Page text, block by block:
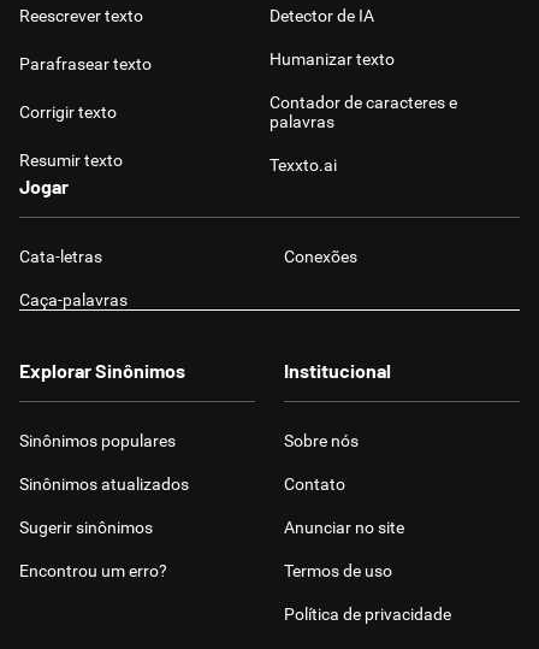
Reescrever texto
Parafrasear texto
Corrigir texto
Resumir texto
Detector de IA
Humanizar texto
Contador de caracteres e
palavras
Texxto.ai
Jogar
Cata-letras Conexões
Caça-palavras
Explorar Sinônimos
Sinônimos populares
Sinônimos atualizados
Sugerir sinônimos
Encontrou um erro?
Institucional
Sobre nós
Contato
Anunciar no site
Termos de uso
Política de privacidade